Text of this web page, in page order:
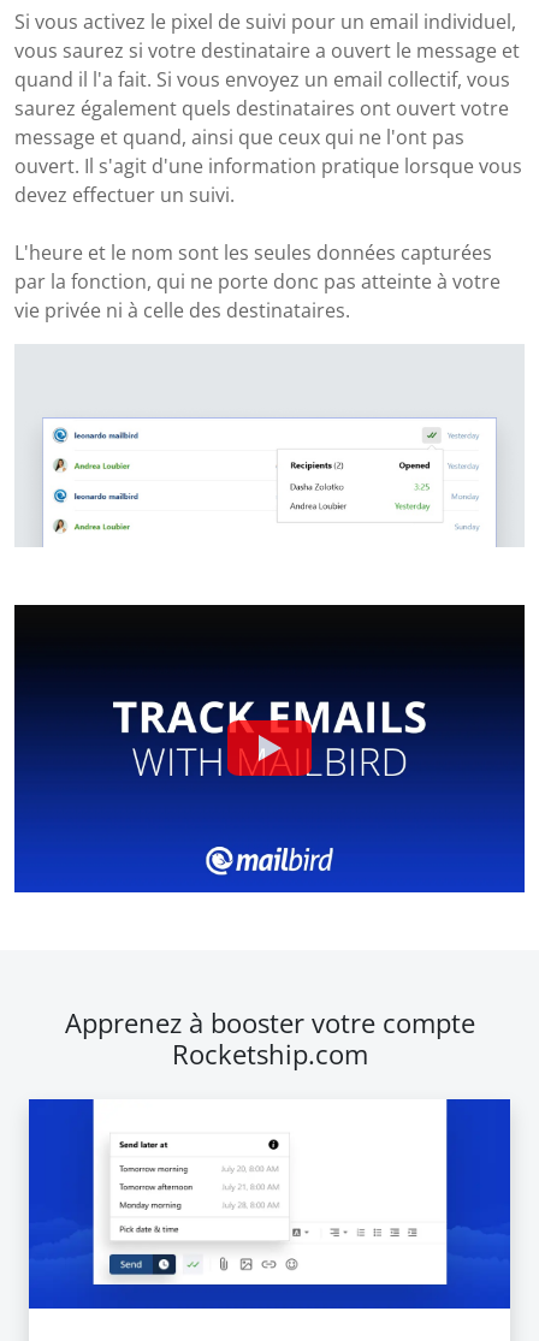
Si vous activez le pixel de suivi pour un email individuel,
vous saurez si votre destinataire a ouvert le message et
quand il l'a fait. Si vous envoyez un email collectif, vous
saurez également quels destinataires ont ouvert votre
message et quand, ainsi que ceux qui ne l'ont pas
ouvert. Il s'agit d'une information pratique lorsque vous
devez effectuer un suivi.
L'heure et le nom sont les seules données capturées
par la fonction, qui ne porte donc pas atteinte à votre
vie privée ni à celle des destinataires.
Apprenez à booster votre compte
Rocketship.com